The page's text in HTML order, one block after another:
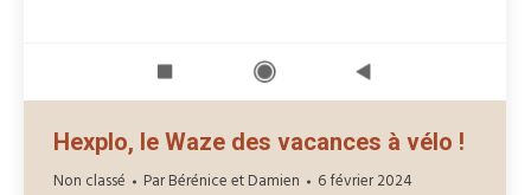
Hexplo, le Waze des vacances à vélo !
Non classé ParBérénice et Damien 6 février 2024